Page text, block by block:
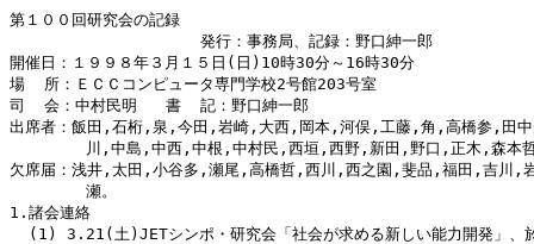
第１００回研究会の記録
                    発行：事務局、記録：野口紳一郎
開催日：１９９８年３月１５日(日)10時30分～16時30分
場  所：ＥＣＣコンピュータ専門学校2号館203号室
司  会：中村民明   書  記：野口紳一郎
出席者：飯田,石桁,泉,今田,岩崎,大西,岡本,河俣,工藤,角,高橋参,田
川,中島,中西,中根,中村民,西垣,西野,新田,野口,正木,森本
欠席届：浅井,太田,小谷多,瀬尾,高橋哲,西川,西之園,斐品,福田,吉川,
        瀬。
1.諸会連絡
(1) 3.21(土)JETシンポ・研究会「社会が求める新しい能力開発」、